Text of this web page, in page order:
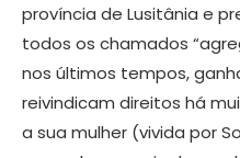
província de Lusitânia e
todos os chamados
nos últimos tempos,
reivindicam direitos há
a sua mulher (vivida por